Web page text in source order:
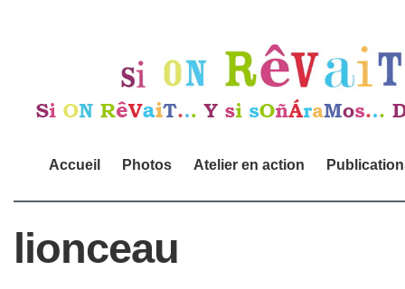
Accueil Photos Atelier en action
lionceau